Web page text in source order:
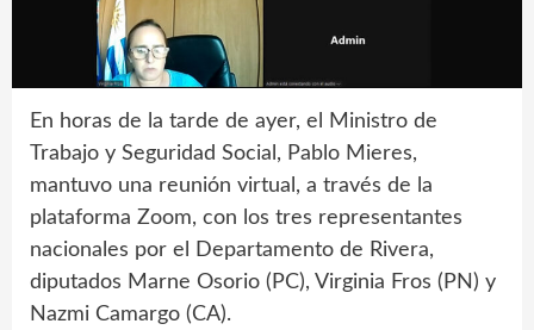
En horas de la tarde de ayer, el Ministro de
Trabajo y Seguridad Social, Pablo Mieres,
mantuvo una reunión virtual, a través de la
plataforma Zoom, con los tres representantes
nacionales por el Departamento de Rivera,
diputados Marne Osorio (PC), Virginia Fros (PN) y
Nazmi Camargo (CA).